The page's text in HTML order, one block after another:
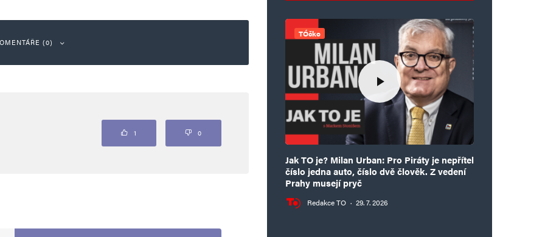
(0)
označeny 1 0
TÓčko
Jak TO je? Milan Urban: Pro Piráty je nepřítel
číslo jedna auto, číslo dvě člověk. Z vedení
Prahy musejí pryč
Redakce TO · 29. 7. 2026